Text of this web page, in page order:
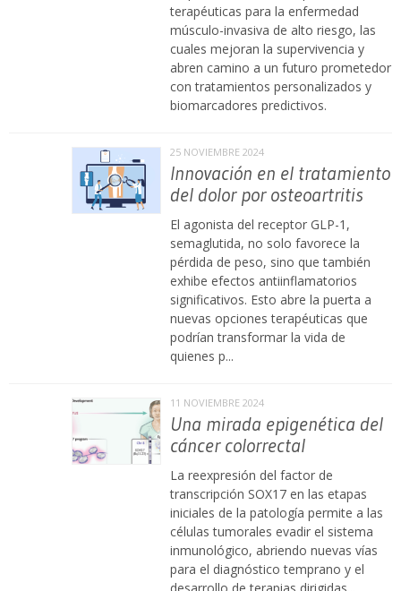
terapéuticas para la enfermedad
músculo-invasiva de alto riesgo, las
cuales mejoran la supervivencia y
abren camino a un futuro prometedor
con tratamientos personalizados y
biomarcadores predictivos.
25 NOVIEMBRE 2024
Innovación en el tratamiento
del dolor por osteoartritis
El agonista del receptor GLP-1,
semaglutida, no solo favorece la
pérdida de peso, sino que también
exhibe efectos antiinflamatorios
significativos. Esto abre la puerta a
nuevas opciones terapéuticas que
podrían transformar la vida de
quienes p...
11 NOVIEMBRE 2024
Una mirada epigenética del
cáncer colorrectal
La reexpresión del factor de
transcripción SOX17 en las etapas
iniciales de la patología permite a las
células tumorales evadir el sistema
inmunológico, abriendo nuevas vías
para el diagnóstico temprano y el